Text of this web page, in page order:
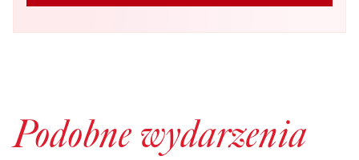
Podobne wydarzenia